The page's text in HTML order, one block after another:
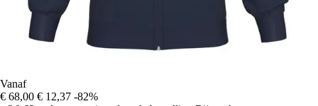
Vanaf
€ 68,00 € 12,37 -82%